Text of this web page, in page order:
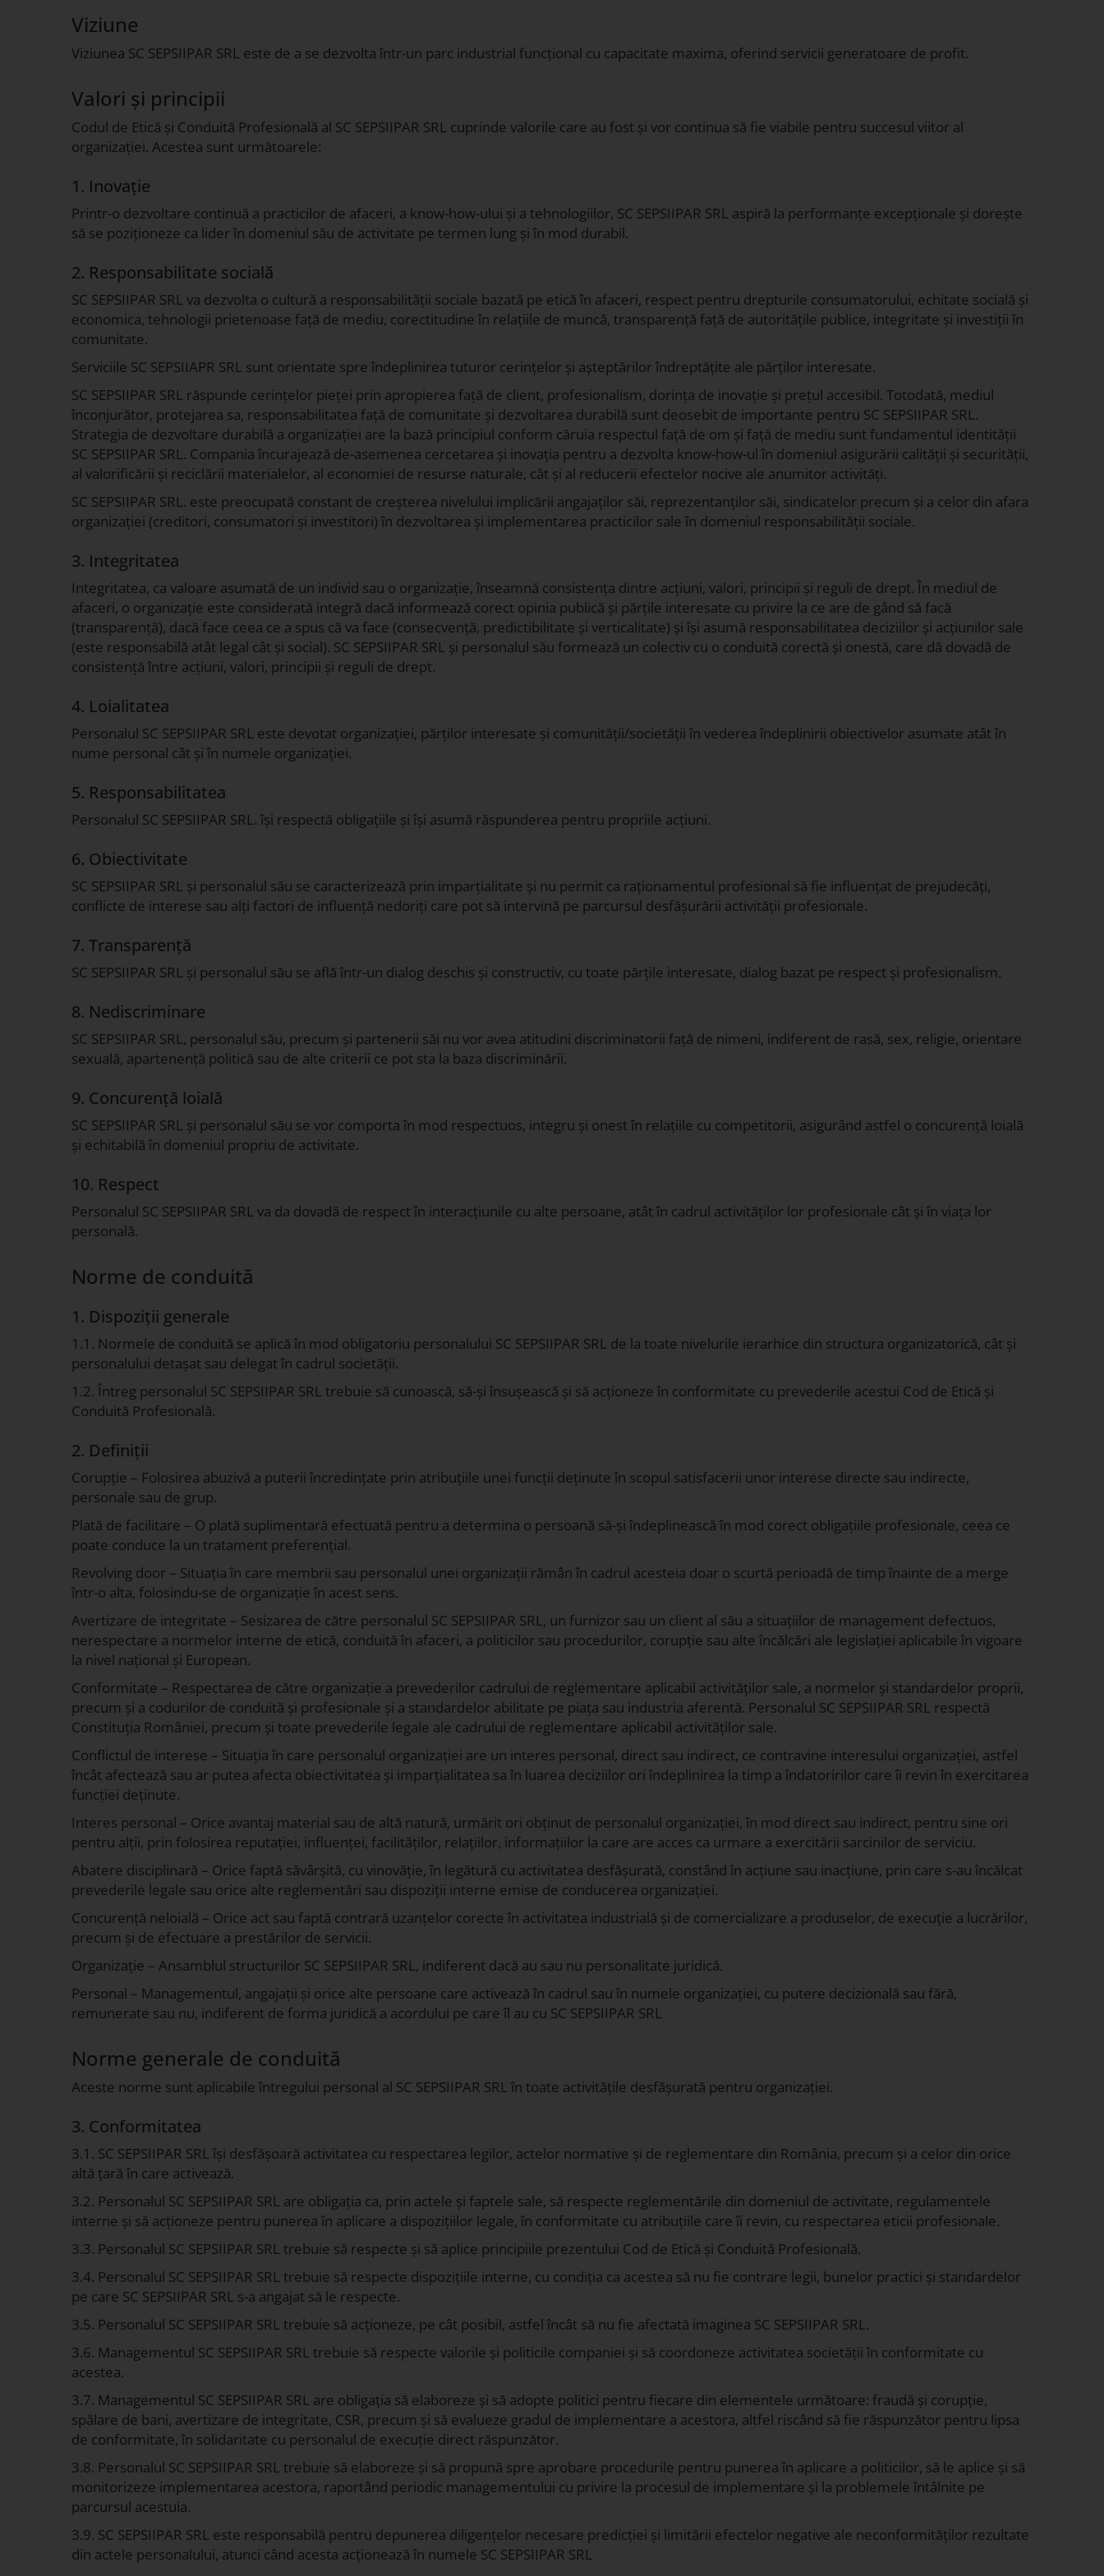
Viziune
Viziunea SC SEPSIIPAR SRL este de a se dezvolta într-un parc industrial funcțional cu capacitate maxima, oferind servicii generatoare de profit.
Valori și principii
Codul de Etică și Conduită Profesională al SC SEPSIIPAR SRL cuprinde valorile care au fost și vor continua să fie viabile pentru succesul viitor al
organizației. Acestea sunt următoarele:
1. Inovație
Printr-o dezvoltare continuă a practicilor de afaceri, a know-how-ului și a tehnologiilor, SC SEPSIIPAR SRL aspiră la performanțe excepționale și dorește
să se poziționeze ca lider în domeniul său de activitate pe termen lung și în mod durabil.
2. Responsabilitate socială
SC SEPSIIPAR SRL va dezvolta o cultură a responsabilității sociale bazată pe etică în afaceri, respect pentru drepturile consumatorului, echitate socială și
economica, tehnologii prietenoase față de mediu, corectitudine în relațiile de muncă, transparență față de autoritățile publice, integritate și investiții în
comunitate.
Serviciile SC SEPSIIAPR SRL sunt orientate spre îndeplinirea tuturor cerințelor și așteptărilor îndreptățite ale părților interesate.
SC SEPSIIPAR SRL răspunde cerințelor pieței prin apropierea față de client, profesionalism, dorința de inovație și prețul accesibil. Totodată, mediul
înconjurător, protejarea sa, responsabilitatea față de comunitate și dezvoltarea durabilă sunt deosebit de importante pentru SC SEPSIIPAR SRL.
Strategia de dezvoltare durabilă a organizației are la bază principiul conform căruia respectul față de om și față de mediu sunt fundamentul identității
SC SEPSIIPAR SRL. Compania încurajează de-asemenea cercetarea și inovația pentru a dezvolta know-how-ul în domeniul asigurării calității și securității,
al valorificării și reciclării materialelor, al economiei de resurse naturale, cât și al reducerii efectelor nocive ale anumitor activități.
SC SEPSIIPAR SRL. este preocupată constant de creșterea nivelului implicării angajaților săi, reprezentanților săi, sindicatelor precum și a celor din afara
organizației (creditori, consumatori și investitori) în dezvoltarea și implementarea practicilor sale în domeniul responsabilității sociale.
3. Integritatea
Integritatea, ca valoare asumată de un individ sau o organizație, înseamnă consistența dintre acțiuni, valori, principii și reguli de drept. În mediul de
afaceri, o organizație este considerată integră dacă informează corect opinia publică și părțile interesate cu privire la ce are de gând să facă
(transparență), dacă face ceea ce a spus că va face (consecvență, predictibilitate și verticalitate) și își asumă responsabilitatea deciziilor și acțiunilor sale
(este responsabilă atât legal cât și social). SC SEPSIIPAR SRL și personalul său formează un colectiv cu o conduită corectă și onestă, care dă dovadă de
consistență între acțiuni, valori, principii și reguli de drept.
4. Loialitatea
Personalul SC SEPSIIPAR SRL este devotat organizației, părților interesate și comunității/societății în vederea îndeplinirii obiectivelor asumate atât în
nume personal cât și în numele organizației.
5. Responsabilitatea
Personalul SC SEPSIIPAR SRL. își respectă obligațiile și își asumă răspunderea pentru propriile acțiuni.
6. Obiectivitate
SC SEPSIIPAR SRL și personalul său se caracterizează prin imparțialitate și nu permit ca raționamentul profesional să fie influențat de prejudecăți,
conflicte de interese sau alți factori de influență nedoriți care pot să intervină pe parcursul desfășurării activității profesionale.
7. Transparență
SC SEPSIIPAR SRL și personalul său se află într-un dialog deschis și constructiv, cu toate părțile interesate, dialog bazat pe respect și profesionalism.
8. Nediscriminare
SC SEPSIIPAR SRL, personalul său, precum și partenerii săi nu vor avea atitudini discriminatorii față de nimeni, indiferent de rasă, sex, religie, orientare
sexuală, apartenență politică sau de alte criterii ce pot sta la baza discriminării.
9. Concurență loială
SC SEPSIIPAR SRL și personalul său se vor comporta în mod respectuos, integru și onest în relațiile cu competitorii, asigurând astfel o concurență loială
și echitabilă în domeniul propriu de activitate.
10. Respect
Personalul SC SEPSIIPAR SRL va da dovadă de respect în interacțiunile cu alte persoane, atât în cadrul activităților lor profesionale cât și în viața lor
personală.
Norme de conduită
1. Dispoziții generale
1.1. Normele de conduită se aplică în mod obligatoriu personalului SC SEPSIIPAR SRL de la toate nivelurile ierarhice din structura organizatorică, cât și
personalului detașat sau delegat în cadrul societății.
1.2. Întreg personalul SC SEPSIIPAR SRL trebuie să cunoască, să-și însușească și să acționeze în conformitate cu prevederile acestui Cod de Etică și
Conduită Profesională.
2. Definiții
Corupție – Folosirea abuzivă a puterii încredințate prin atribuțiile unei funcții deținute în scopul satisfacerii unor interese directe sau indirecte,
personale sau de grup.
Plată de facilitare – O plată suplimentară efectuată pentru a determina o persoană să-și îndeplinească în mod corect obligațiile profesionale, ceea ce
poate conduce la un tratament preferențial.
Revolving door – Situația în care membrii sau personalul unei organizații rămân în cadrul acesteia doar o scurtă perioadă de timp înainte de a merge
într-o alta, folosindu-se de organizație în acest sens.
Avertizare de integritate – Sesizarea de către personalul SC SEPSIIPAR SRL, un furnizor sau un client al său a situațiilor de management defectuos,
nerespectare a normelor interne de etică, conduită în afaceri, a politicilor sau procedurilor, corupție sau alte încălcări ale legislației aplicabile în vigoare
la nivel național și European.
Conformitate – Respectarea de către organizație a prevederilor cadrului de reglementare aplicabil activităților sale, a normelor și standardelor proprii,
precum și a codurilor de conduită și profesionale și a standardelor abilitate pe piața sau industria aferentă. Personalul SC SEPSIIPAR SRL respectă
Constituția României, precum și toate prevederile legale ale cadrului de reglementare aplicabil activităților sale.
Conflictul de interese – Situația în care personalul organizației are un interes personal, direct sau indirect, ce contravine interesului organizației, astfel
încât afectează sau ar putea afecta obiectivitatea și imparțialitatea sa în luarea deciziilor ori îndeplinirea la timp a îndatoririlor care îi revin în exercitarea
funcției deținute.
Interes personal – Orice avantaj material sau de altă natură, urmărit ori obținut de personalul organizației, în mod direct sau indirect, pentru sine ori
pentru alții, prin folosirea reputației, influenței, facilităților, relațiilor, informațiilor la care are acces ca urmare a exercitării sarcinilor de serviciu.
Abatere disciplinară – Orice faptă săvârșită, cu vinovăție, în legătură cu activitatea desfășurată, constând în acțiune sau inacțiune, prin care s-au încălcat
prevederile legale sau orice alte reglementări sau dispoziții interne emise de conducerea organizației.
Concurență neloială – Orice act sau faptă contrară uzanțelor corecte în activitatea industrială și de comercializare a produselor, de execuție a lucrărilor,
precum și de efectuare a prestărilor de servicii.
Organizație – Ansamblul structurilor SC SEPSIIPAR SRL, indiferent dacă au sau nu personalitate juridică.
Personal – Managementul, angajații și orice alte persoane care activează în cadrul sau în numele organizației, cu putere decizională sau fără,
remunerate sau nu, indiferent de forma juridică a acordului pe care îl au cu SC SEPSIIPAR SRL
Norme generale de conduită
Aceste norme sunt aplicabile întregului personal al SC SEPSIIPAR SRL în toate activitățile desfășurată pentru organizației.
3. Conformitatea
3.1. SC SEPSIIPAR SRL își desfășoară activitatea cu respectarea legilor, actelor normative și de reglementare din România, precum și a celor din orice
altă țară în care activează.
3.2. Personalul SC SEPSIIPAR SRL are obligația ca, prin actele și faptele sale, să respecte reglementările din domeniul de activitate, regulamentele
interne și să acționeze pentru punerea în aplicare a dispozițiilor legale, în conformitate cu atribuțiile care îi revin, cu respectarea eticii profesionale.
3.3. Personalul SC SEPSIIPAR SRL trebuie să respecte și să aplice principiile prezentului Cod de Etică și Conduită Profesională.
3.4. Personalul SC SEPSIIPAR SRL trebuie să respecte dispozițiile interne, cu condiția ca acestea să nu fie contrare legii, bunelor practici și standardelor
pe care SC SEPSIIPAR SRL s-a angajat să le respecte.
3.5. Personalul SC SEPSIIPAR SRL trebuie să acționeze, pe cât posibil, astfel încât să nu fie afectată imaginea SC SEPSIIPAR SRL.
3.6. Managementul SC SEPSIIPAR SRL trebuie să respecte valorile și politicile companiei și să coordoneze activitatea societății în conformitate cu
acestea.
3.7. Managementul SC SEPSIIPAR SRL are obligația să elaboreze și să adopte politici pentru fiecare din elementele următoare: fraudă și corupție,
spălare de bani, avertizare de integritate, CSR, precum și să evalueze gradul de implementare a acestora, altfel riscând să fie răspunzător pentru lipsa
de conformitate, în solidaritate cu personalul de execuție direct răspunzător.
3.8. Personalul SC SEPSIIPAR SRL trebuie să elaboreze și să propună spre aprobare procedurile pentru punerea în aplicare a politicilor, să le aplice și să
monitorizeze implementarea acestora, raportând periodic managementului cu privire la procesul de implementare și la problemele întâlnite pe
parcursul acestuia.
3.9. SC SEPSIIPAR SRL este responsabilă pentru depunerea diligențelor necesare predicției și limitării efectelor negative ale neconformităților rezultate
din actele personalului, atunci când acesta acționează în numele SC SEPSIIPAR SRL